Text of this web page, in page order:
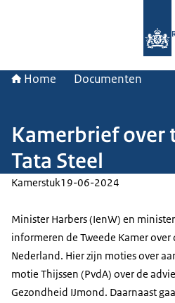
Home Documenten
Kamerbrief over
Tata Steel
Kamerstuk19-06-2024
Minister Harbers (IenW) en
informeren de Tweede Kamer over
Nederland. Hier zijn moties over
motie Thijssen (PvdA) over de
Gezondheid IJmond. Daarnaast